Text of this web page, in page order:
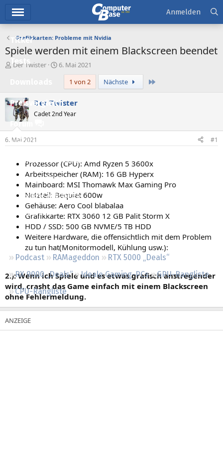
Ticker
Tests
Preisvergleich
Forum
Aktuelles
Empfohlene Inhalte
Neue Beiträge
Neueste Aktivitäten
Leserartikel
Regeln
Podcast RAMageddon
RTX 5000 „Deals“
RX 9000 „Deals“
Ideale Gaming-PCs
GPU-Rangliste
CPU-Rangliste
Anmelden
Grafikkarten: Probleme mit Nvidia
Spiele werden mit einem Blackscreen beendet
E
e
l
l
e
r
Der Twister
E
e
l
m
6. Mai 2021
1 von 2
Nächste
Der Twister
Cadet 2nd Year
6. Mai 2021 #1
Prozessor (CPU): Amd Ryzen 5 3600x
Arbeitsspeicher (RAM): 16 GB Hyperx
Mainboard: MSI Thomawk Max Gaming Pro
Netzteil: Bequiet 600w
Gehäuse: Aero Cool blabalaa
Grafikkarte: RTX 3060 12 GB Palit Storm X
HDD / SSD: 500 GB NVME/5 TB HDD
Weitere Hardware, die offensichtlich mit dem Problem
zu tun hat(Monitormodell, Kühlung usw.):
2.): Wenn ich Spiele und es etwas grafisch anstregender
wird, crasht das Game einfach mit einem Blackscreen
ohne Fehlermeldung.